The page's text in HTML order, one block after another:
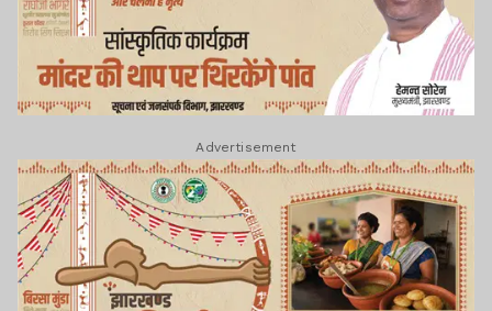
Advertisement